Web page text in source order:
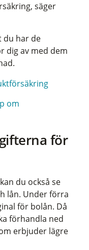
säger
du har de
dig av med dem
om
för
du också se
lån. Under förra
för bolån. Då
förhandla ned
erbjuder lägre